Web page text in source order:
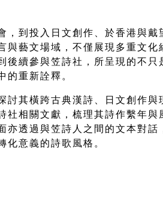
，到投入日文創作、於香港與
與藝文場域，不僅展現多重文
後續參與笠詩社，所呈現的不
的重新詮釋。
討其橫跨古典漢詩、日文創作
社相關文獻，梳理其詩作繫年
亦透過與笠詩人之間的文本對
化意義的詩歌風格。